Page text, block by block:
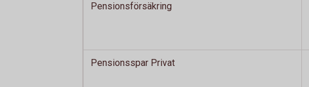
Pensionsförsäkring
Pensionsspar Privat